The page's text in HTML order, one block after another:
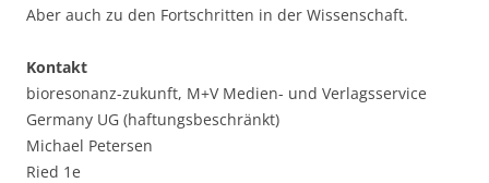
Aber auch zu den Fortschritten in der Wissenschaft.
Kontakt
bioresonanz-zukunft, M+V Medien- und Verlagsservice
Germany UG (haftungsbeschränkt)
Michael Petersen
Ried 1e